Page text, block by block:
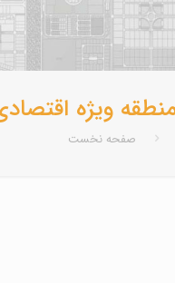
ویژه
صفحه نخست